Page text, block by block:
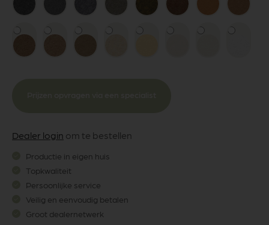
Dealer login om te bestellen
Productie in eigen huis
Topkwaliteit
Persoonlijke service
Veilig en eenvoudig betalen
Groot dealernetwerk